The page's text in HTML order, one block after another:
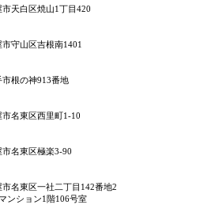
天白区焼山1丁目420
守山区吉根南1401
根の神913番地
名東区西里町1-10
名東区極楽3-90
名東区一社二丁目142番地2
ンション1階106号室